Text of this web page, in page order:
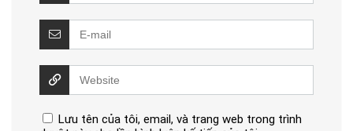
Lưu tên của tôi, email, và trang web trong trình